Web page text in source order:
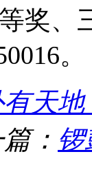
奖、
。
天
：